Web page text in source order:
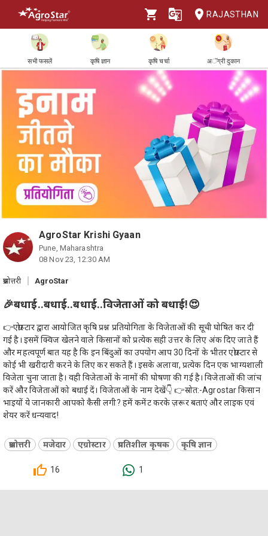
RAJASTHAN
सभी फसलें कृषि ज्ञान कृषि चर्चा अॅग्री दुकान
AgroStar Krishi Gyaan
Pune, Maharashtra
08 Nov 23, 12:30 AM
प्रश्नोत्तरी AgroStar
🎉बधाई..बधाई..बधाई..विजेताओं को बधाई!😍
👉एग्रोस्टार द्वारा आयोजित कृषि प्रश्न प्रतियोगिता के विजेताओं की सूची घोषित कर दी
गई है। इसमें क्विज खेलने वाले किसानों को प्रत्येक सही उत्तर के लिए अंक दिए जाते हैं
और महत्वपूर्ण बात यह है कि इन बिंदुओं का उपयोग आप 30 दिनों के भीतर एग्रोस्टार से
कोई भी खरीदारी करने के लिए कर सकते हैं। इसके अलावा, प्रत्येक दिन एक भाग्यशाली
विजेता चुना जाता है। वही विजेताओं के नामों की घोषणा की गई है। विजेताओं की जांच
करें और विजेताओं को बधाई दें। विजेताओं के नाम देखें👇 👉स्रोत:-Agrostar किसान
भाइयों ये जानकारी आपको कैसी लगी? हमें कमेंट करके ज़रूर बताएं और लाइक एवं
शेयर करें धन्यवाद!
प्रश्नोत्तरी मजेदार एग्रोस्टार प्रगतिशील कृषक कृषि ज्ञान
16 1